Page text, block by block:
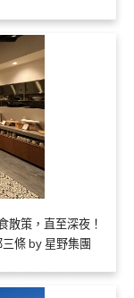
散策，直至深夜！
條 by 星野集團